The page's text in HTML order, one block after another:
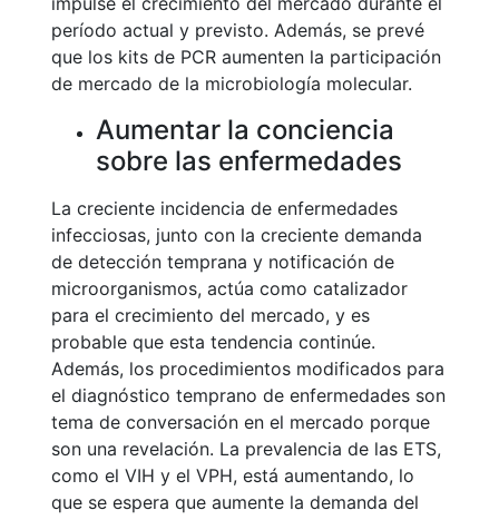
período actual y previsto. Además, se prevé
que los kits de PCR aumenten la participación
de mercado de la microbiología molecular.
Aumentar la conciencia
sobre las enfermedades
La creciente incidencia de enfermedades
infecciosas, junto con la creciente demanda
de detección temprana y notificación de
microorganismos, actúa como catalizador
para el crecimiento del mercado, y es
probable que esta tendencia continúe.
Además, los procedimientos modificados para
el diagnóstico temprano de enfermedades son
tema de conversación en el mercado porque
son una revelación. La prevalencia de las ETS,
como el VIH y el VPH, está aumentando, lo
que se espera que aumente la demanda del